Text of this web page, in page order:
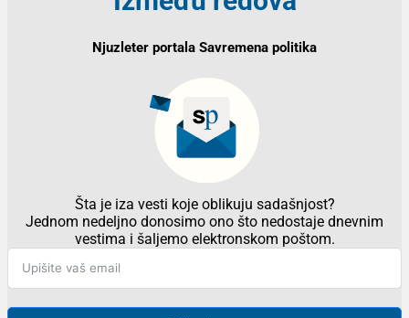
Njuzleter portala Savremena politika
Šta je iza vesti koje oblikuju sadašnjost?
Jednom nedeljno donosimo ono što nedostaje dnevnim
vestima i šaljemo elektronskom poštom.